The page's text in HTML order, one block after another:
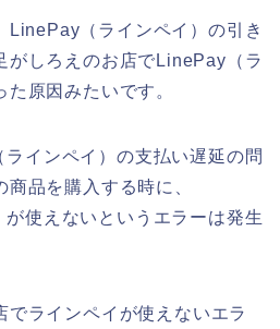
LinePay（ラインペイ）の引き
がしろえのお店でLinePay（ラ
原因みたいです。
インペイ）の支払い遅延の問
品を購入する時に、
使えないというエラーは発生
でラインペイが使えないエラ